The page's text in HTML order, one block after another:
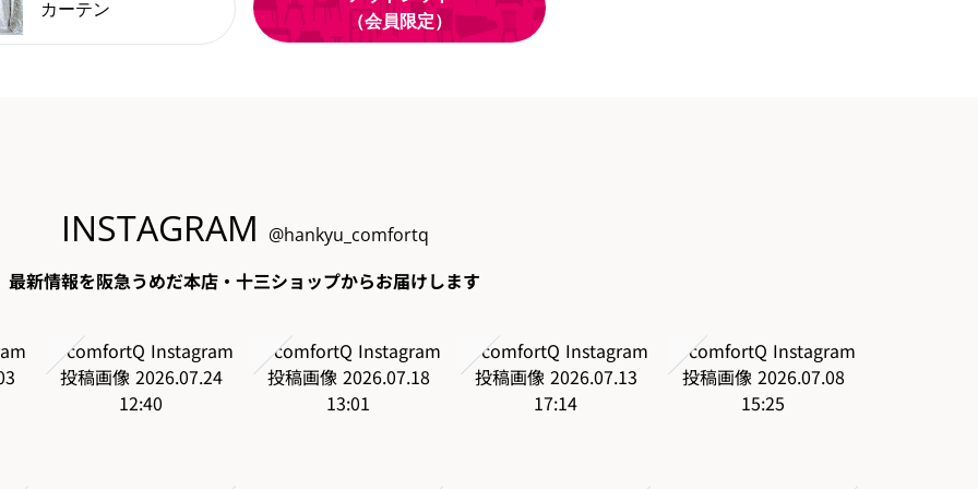
カーテン
（会員限定）
INSTAGRAM @hankyu_comfortq
最新情報を阪急うめだ本店・十三ショップからお届けします